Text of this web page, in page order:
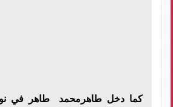
كما دخل طاهرمحمد طاهر في